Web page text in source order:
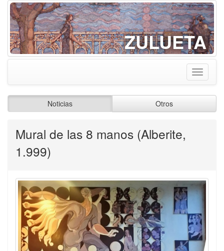
ZULUETA
Toggle
Noticias Otros
Mural de las 8 manos (Alberite,
1.999)